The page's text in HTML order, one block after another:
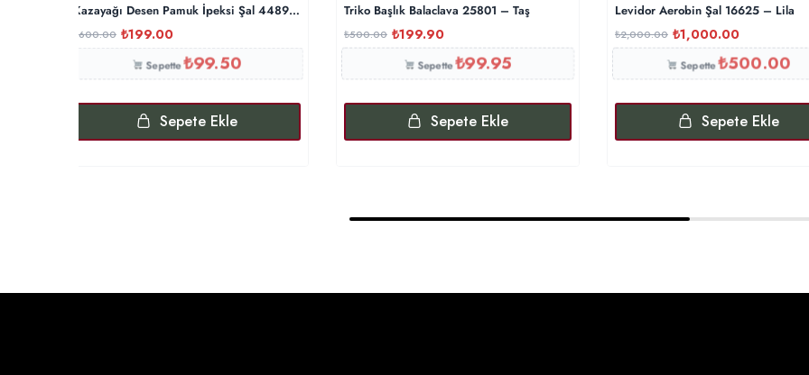
Kazayağı Desen Pamuk İpeksi Şal 44895 – Pamuk Şekeri
600.00 ₺199.00
Sepette₺99.50
Sepete Ekle
Triko Başlık Balaclava 25801 – Taş
₺500.00 ₺199.90
Sepette₺99.95
Sepete Ekle
Levidor Aerobin Şal 16625 – Lila
₺2,000.00 ₺1,000.00
Sepette₺500.00
Sepete Ekle